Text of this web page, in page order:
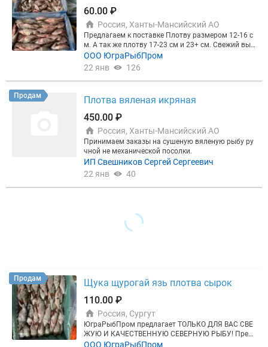
60.00 ₽
Россия, Ханты-Мансийский АО
Предлагаем к поставке Плотву размером 12-16 с
м. А так же плотву 17-23 см и 23+ см. Свежий выл
ов, полный пакет документов. Так же в наличии в
есь ассортимент речной северной рыбы: Язь, щук
ичию уточняйте по телефону или в любом удобно
и телефон.
ООО ЮграРыбПром
22 янв
126
Продам
Плотва вяленая икряная
450.00 ₽
Россия, Ханты-Мансийский АО
Принимаем заказы на сушеную вяленую рыбу ру
чной не механической посолки.
ИП Свешников Сергей Сергеевич
22 янв
40
Продам
Щука щурогай язь плотва сырок
110.00 ₽
Россия, Сургут
ЮграРыбПром предлагает ТОЛЬКО ДЛЯ ВАС СВЕ
ЖУЮ И КАЧЕСТВЕННУЮ СЕВЕРНУЮ РЫБУ! Пред
лагаемый ассортимент: Щука до 0,5 0,3-1 1-1,5 1,5-
ООО ЮграРыбПром